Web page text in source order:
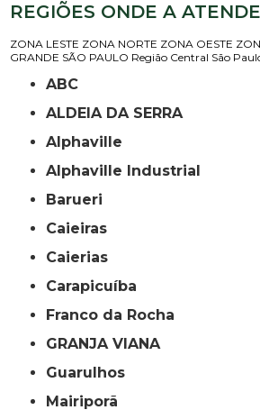
REGIÕES ONDE A
ZONA LESTE ZONA NORTE ZONA OESTE
GRANDE SÃO PAULO Região Central São
ABC
ALDEIA DA SERRA
Alphaville
Alphaville Industrial
Barueri
Caieiras
Caierias
Carapicuíba
Franco da Rocha
GRANJA VIANA
Guarulhos
Mairiporã